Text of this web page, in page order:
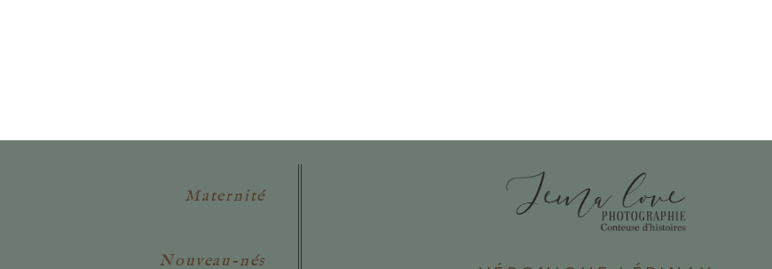
Maternité
Nouveau-nés